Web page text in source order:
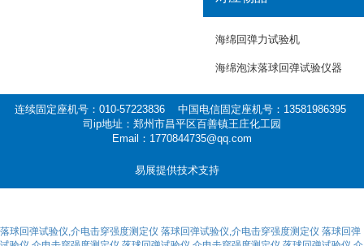
海绵回弹力试验机
海绵泡沫落球回弹试验仪器
连续固定座机号：010-57223836 中国电信固定座机号：13581986395
司ip地址：郑州市昌平区百善镇王庄化工园
Email：1770844735@qq.com
易展提供技术支持
落球回弹试验仪,介电击穿强度测定仪 落球回弹试验仪,介电击穿强度测定仪 落球回弹